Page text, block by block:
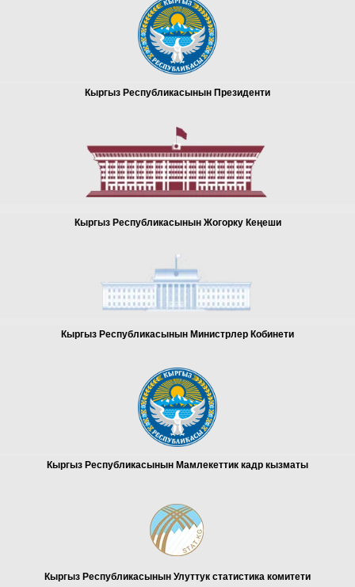
Кыргыз Республикасынын Президенти
Кыргыз Республикасынын Жогорку Кеңеши
Кыргыз Республикасынын Министрлер Кобинети
Кыргыз Республикасынын Мамлекеттик кадр кызматы
Кыргыз Республикасынын Улуттук статистика комитети